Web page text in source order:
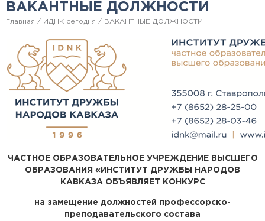
ВАКАНТНЫЕ ДОЛЖНОСТИ
Главная ИДНК сегодня ВАКАНТНЫЕ ДОЛЖНОСТИ
ЧАСТНОЕ ОБРАЗОВАТЕЛЬНОЕ УЧРЕЖДЕНИЕ ВЫСШЕГО
ОБРАЗОВАНИЯ «ИНСТИТУТ ДРУЖБЫ НАРОДОВ
КАВКАЗА ОБЪЯВЛЯЕТ КОНКУРС
на замещение должностей профессорско-
преподавательского состава